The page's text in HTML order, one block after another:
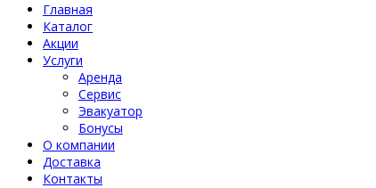
Главная
Каталог
Акции
Услуги
Аренда
Сервис
Эвакуатор
Бонусы
О компании
Доставка
Контакты